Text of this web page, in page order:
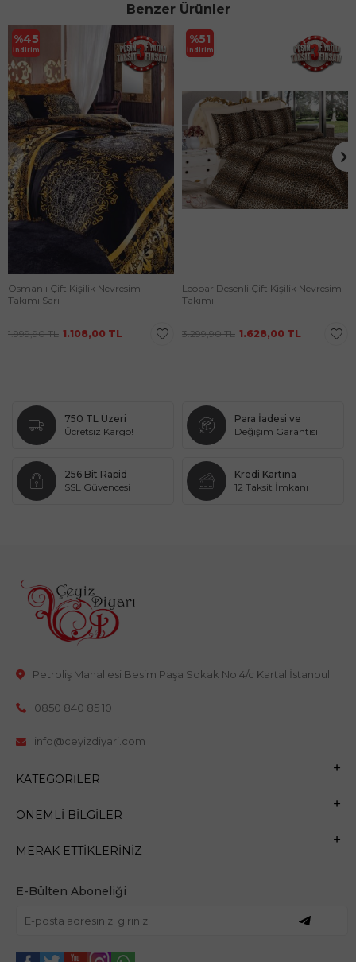
Benzer Ürünler
%45
İndirim
Osmanlı Çift Kişilik Nevresim
Takımı Sarı
1.999,90TL 1.108,00 TL
%51
İndirim
Leopar Desenli Çift Kişilik Nevresim
Takımı
3.299,90TL 1.628,00 TL
750 TL Üzeri
Ücretsiz Kargo!
Para İadesi ve
Değişim Garantisi
256 Bit Rapid
SSL Güvencesi
Kredi Kartına
12 Taksit İmkanı
Petroliş Mahallesi Besim Paşa Sokak No 4/c Kartal İstanbul
0850 840 85 10
info@ceyizdiyari.com
KATEGORILER
ÖNEMLI BILGILER
MERAK ETTIKLERINIZ
E-Bülten Aboneliği